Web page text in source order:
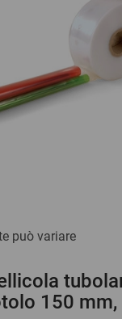
può variare
150